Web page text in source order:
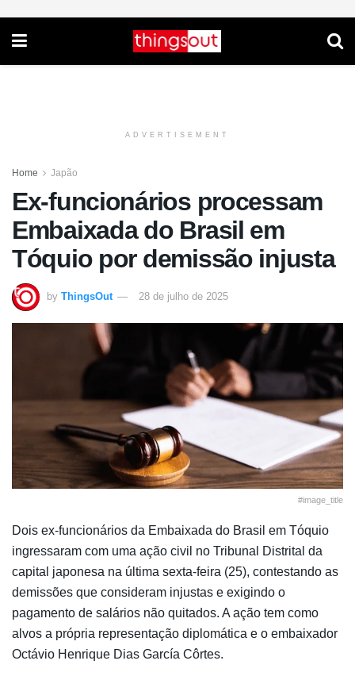
ADVERTISEMENT
Home Japão
Ex-funcionários processam
Embaixada do Brasil em
Tóquio por demissão injusta
by ThingsOut 28 de julho de 2025
#image_title
Dois ex-funcionários da Embaixada do Brasil em Tóquio
ingressaram com uma ação civil no Tribunal Distrital da
capital japonesa na última sexta-feira (25), contestando as
demissões que consideram injustas e exigindo o
pagamento de salários não quitados. A ação tem como
alvos a própria representação diplomática e o embaixador
Octávio Henrique Dias García Côrtes.